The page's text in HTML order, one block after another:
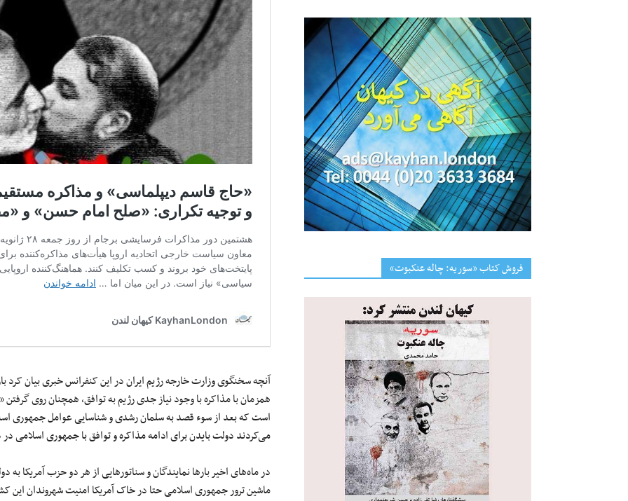
آنچه سخنگوی وزارت خارجه رژیم ایران در این کنفرانس خبری بیان
همزمان با مذاکره با وجود نیاز جدی رژیم به توافق، همچنان روی
است که بعد از سوء قصد به سلمان رشدی و شناسایی عوامل جمهوری
می‌کردند دولت بایدن برای ادامه مذاکره و توافق با جمهوری اسلامی
در ماه‌های اخیر بارها نمایندگان و سناتورهایی از هر دو حزب آمریکا به
ماشین ترور جمهوری اسلامی حتا در خاک آمریکا امنیت شهروندان این
فروش کتاب «سوریه: چاله عنکبوت»